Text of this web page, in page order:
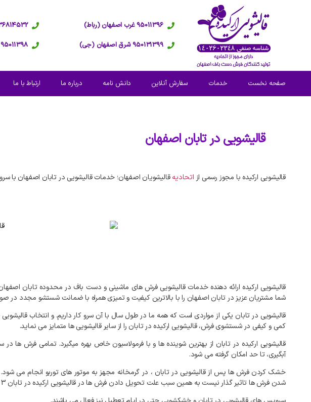
95011396 غرب اصفهان (رباط)
950131399 شرق اصفهان (جی)
36814532 بهارستان و سپاهان شهر
95011398 شمال اصفهان (میدان لاله)
صفحه نخست خدمات سفارش آنلاین دانش نامه درباره ما ارتباط با ما
قالیشویی درتابان اصفهان
قالیشویی ارکیده با مجوز رسمی از اتحادیهقالیشویان اصفهان؛ خدمات قالیشویی در تابان اصفهان
قالیشویی ارکیده ارائه دهنده خدمات قالیشویی فرش های ماشینی و دست باف در محدوده تابان
شما مشتریان عزیز در تابان اصفهان را با بالاترین کیفیت و تمیزی همراه با ضمانت شستشو مجدد در
قالیشویی در تابان یکی از مواردی است که همه ما در طول سال باآن سرو کار داریم.و انتخاب قالیشویی
کمی و کیفی در شستشوی فرش، قالیشویی ارکیده در تابان را از سایر قالیشویی ها متمایز می نماید.
قالیشویی ارکیده در تابان از بهترین شوینده ها و با فرمولاسیون خاص بهره میگیرد.تمامی فرش ها در
آبگیری، تاحد امکان گرفته می شود.
خشک کردن فرش ها پس از قالیشویی در تابان ، در گرمخانه مجهز به موتور های توربو انجام می شود.
شدن فرش هاتاثیر گذار نیست به همین سبب علت تحویل دادن فرش ها در قالیشویی ارکیده در تابان